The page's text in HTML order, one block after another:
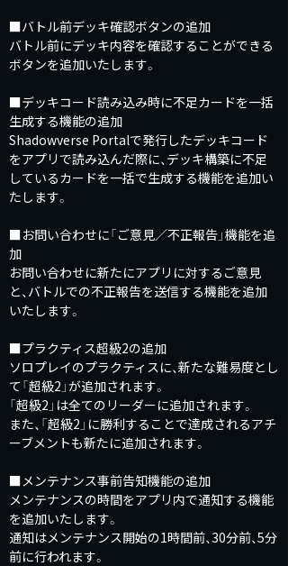
■バトル前デッキ確認ボタンの追加
バトル前にデッキ内容を確認することができる
ボタンを追加いたします。
■デッキコード読み込み時に不足カードを一括
生成する機能の追加
Shadowverse Portalで発行したデッキコード
をアプリで読み込んだ際に、デッキ構築に不足
しているカードを一括で生成する機能を追加い
たします。
■お問い合わせに「ご意見／不正報告」機能を追
加
お問い合わせに新たにアプリに対するご意見
と、バトルでの不正報告を送信する機能を追加
いたします。
■プラクティス超級2の追加
ソロプレイのプラクティスに、新たな難易度とし
て「超級2」が追加されます。
「超級2」は全てのリーダーに追加されます。
また、「超級2」に勝利することで達成されるアチ
ーブメントも新たに追加されます。
■メンテナンス事前告知機能の追加
メンテナンスの時間をアプリ内で通知する機能
を追加いたします。
通知はメンテナンス開始の1時間前、30分前、5分
前に行われます。